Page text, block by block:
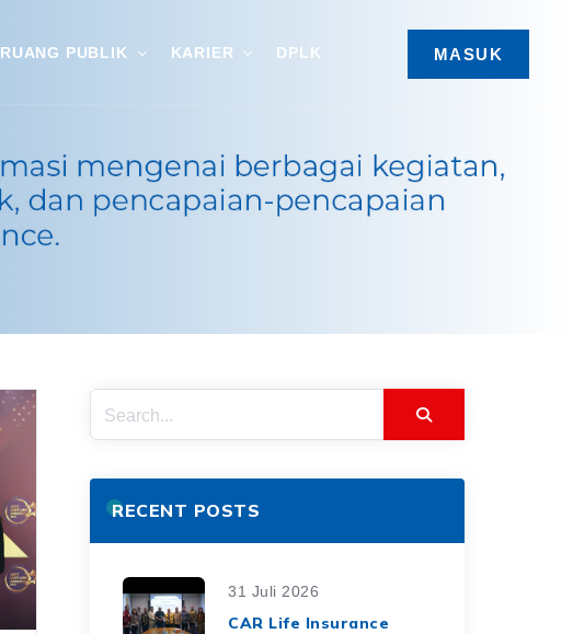
RUANG PUBLIK KARIER DPLK MASUK
RECENT POSTS
31 Juli 2026
CAR Life Insurance